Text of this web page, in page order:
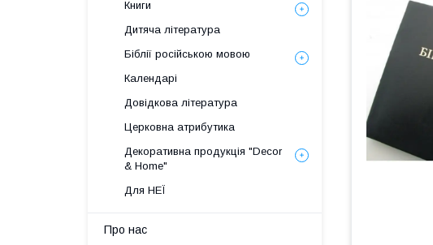
Книги
Дитяча література
Біблії російською мовою
Календарі
Довідкова література
Церковна атрибутика
Декоративна продукція "Decor
& Home"
Для НЕЇ
Про нас